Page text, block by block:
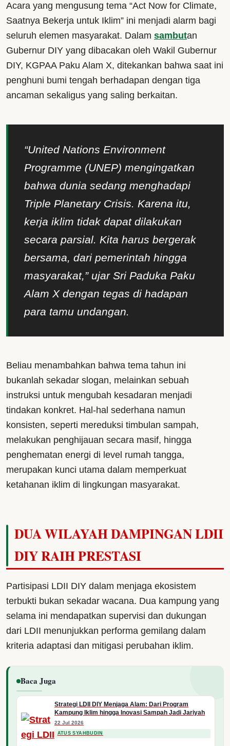
Acara yang mengusung tema “Act Now for Climate,
Saatnya Bekerja untuk Iklim” ini menjadi alarm bagi
seluruh elemen masyarakat. Dalam sambutan
Gubernur DIY yang dibacakan oleh Wakil Gubernur
DIY, KGPAA Paku Alam X, ditekankan bahwa saat ini
penghuni bumi tengah berhadapan dengan tiga
ancaman sekaligus yang saling berkaitan.
“United Nations Environment
Programme (UNEP) mengingatkan
bahwa dunia sedang menghadapi
Triple Planetary Crisis. Karena itu,
kerja iklim tidak dapat dilakukan
secara parsial. Kita harus bergerak
bersama, dari pemerintah hingga
masyarakat,” ujar Sri Paduka Paku
Alam X dengan tegas di hadapan
para tamu undangan.
Beliau menambahkan bahwa tema tahun ini
bukanlah sekadar slogan, melainkan sebuah
instruksi untuk mengubah kesadaran menjadi
tindakan konkret. Hal-hal sederhana namun
konsisten, seperti mereduksi timbulan sampah,
melakukan penghijauan secara masif, hingga
penghematan energi di level rumah tangga,
merupakan kunci utama dalam memperkuat
ketahanan iklim di lingkungan masyarakat.
DUA WILAYAH DAMPINGAN LDII
DIY RAIH PRESTASI
Partisipasi LDII DIY dalam menjaga ekosistem
terbukti bukan sekadar wacana. Dua kampung yang
selama ini mendapatkan supervisi dan dukungan
dari LDII menunjukkan performa gemilang dalam
kriteria adaptasi dan mitigasi perubahan iklim.
Baca Juga
Strategi LDII DIY Menjaga Alam: Dari Program
Kampung Iklim hingga Inovasi Sampah Jadi Jariyah
22 Jul 2026
ATUS SYAHBUDIN